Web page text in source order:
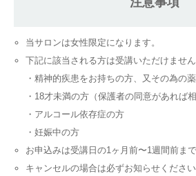
当サロンは女性限定になります。
下記に該当される方は受講いただけません
・精神的疾患をお持ちの方、又その為の
・18才未満の方（保護者の同意があれば
・アルコール依存症の方
・妊娠中の方
お申込みは受講日の1ヶ月前〜1週間前ま
キャンセルの場合は必ずお知らせください